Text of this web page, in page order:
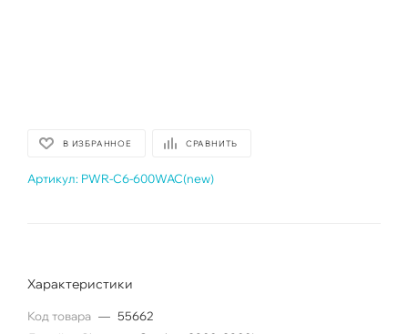
В ИЗБРАННОЕ СРАВНИТЬ
Артикул: PWR-C6-600WAC(new)
Характеристики
Код товара — 55662